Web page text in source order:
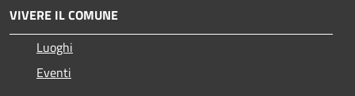
VIVERE IL COMUNE
Luoghi
Eventi